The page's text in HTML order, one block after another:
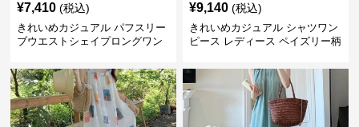
¥7,410 (税込)
きれいめカジュアル パフスリー
ブウエストシェイプロングワン
ブルー花柄 レトロ夏ワンピ
¥9,140 (税込)
きれいめカジュアル シャツワン
ピース レディース ペイズリー柄
レンチ風 大人ナチュラル